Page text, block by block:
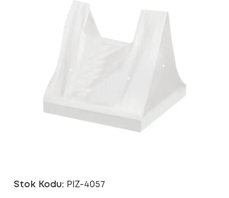
Stok Kodu: PIZ-4057